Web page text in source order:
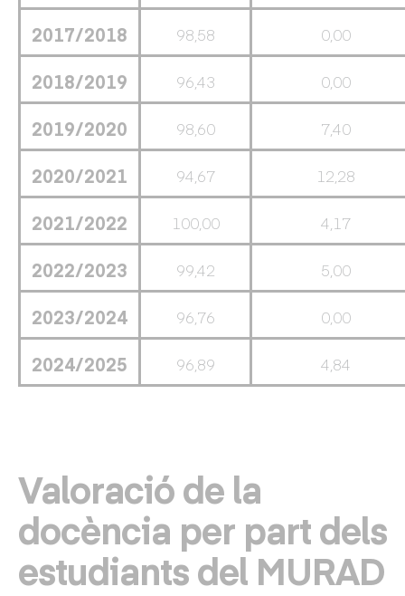
2017/2018 98,58 0,00
2018/2019 96,43 0,00
2019/2020 98,60 7,40
2020/2021 94,67 12,28
2021/2022 100,00 4,17
2022/2023 99,42 5,00
2023/2024 96,76 0,00
2024/2025 96,89 4,84
Valoració de la
docència per part dels
estudiants del MURAD